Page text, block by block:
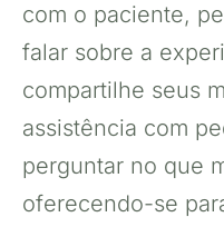
com o paciente,
falar sobre a
compartilhe seus
assistência com
perguntar no que
oferecendo-se